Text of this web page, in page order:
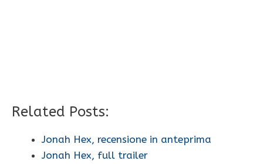
Related Posts:
Jonah Hex, recensione in anteprima
Jonah Hex, full trailer